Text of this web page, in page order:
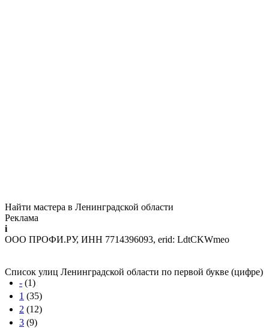
Найти мастера в Ленинградской области
Реклама
i
ООО ПРОФИ.РУ, ИНН 7714396093, erid: LdtCKWmeo
Список улиц Ленинградской области по первой букве (цифре)
- (1)
1 (35)
2 (12)
3 (9)